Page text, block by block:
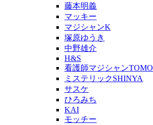
藤本明義
マッキー
マジシャンK
塚原ゆうき
中野雄介
H&S
看護師マジシャンTOMO
ミステリックSHINYA
サスケ
ひろみち
KAI
モッチー